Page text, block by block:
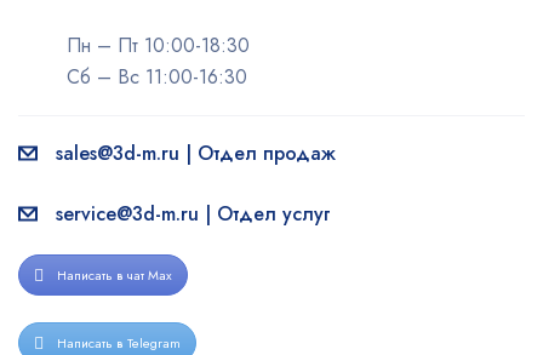
Пн – Пт 10:00-18:30
Сб – Вс 11:00-16:30
sales@3d-m.ru | Отдел продаж
service@3d-m.ru | Отдел услуг
Написать в чат Max
Написать в Telegram